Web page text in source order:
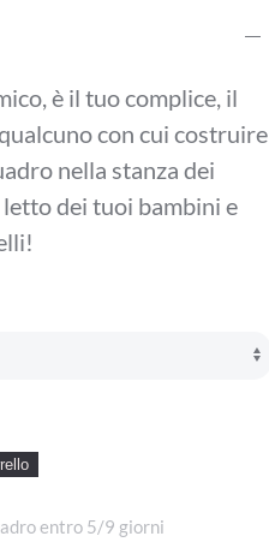
è il tuo complice, il
con cui costruire
nella stanza dei
dei tuoi bambini e
entro 5/9 giorni